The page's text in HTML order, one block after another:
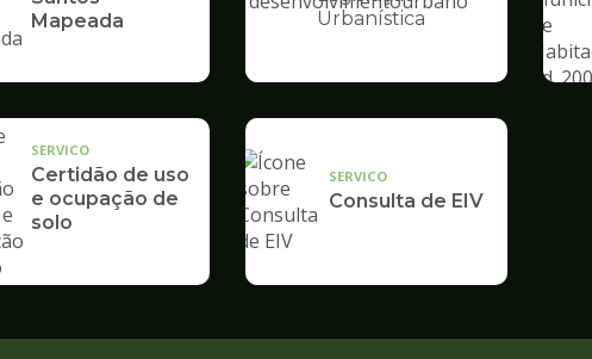
Mapeada
Ilustração
de
Desenvolvimento
Urbanística
SERVICO
Certidão de uso
e ocupação de
solo
SERVICO
Consulta de EIV